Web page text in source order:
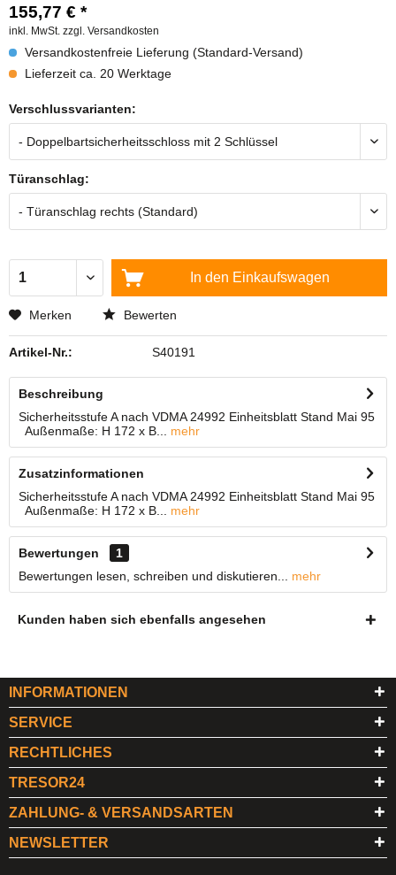
155,77 € *
inkl. MwSt. zzgl. Versandkosten
Versandkostenfreie Lieferung (Standard-Versand)
Lieferzeit ca. 20 Werktage
Verschlussvarianten:
Türanschlag:
In den Einkaufswagen
Merken Bewerten
Artikel-Nr.: S40191
Beschreibung
Sicherheitsstufe A nach VDMA 24992 Einheitsblatt Stand Mai 95
Außenmaße: H 172 x B...
mehr
Zusatzinformationen
Sicherheitsstufe A nach VDMA 24992 Einheitsblatt Stand Mai 95
Außenmaße: H 172 x B...
mehr
Bewertungen
1
Bewertungen lesen, schreiben und diskutieren...
mehr
Kunden haben sich ebenfalls angesehen
INFORMATIONEN
SERVICE
RECHTLICHES
TRESOR24
ZAHLUNG- & VERSANDSARTEN
NEWSLETTER